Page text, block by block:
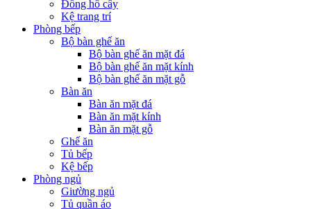
Đồng hồ cây
Kệ trang trí
Phòng bếp
Bộ bàn ghế ăn
Bộ bàn ghế ăn mặt đá
Bộ bàn ghế ăn mặt kính
Bộ bàn ghế ăn mặt gỗ
Bàn ăn
Bàn ăn mặt đá
Bàn ăn mặt kính
Bàn ăn mặt gỗ
Ghế ăn
Tủ bếp
Kệ bếp
Phòng ngủ
Giường ngủ
Tủ quần áo